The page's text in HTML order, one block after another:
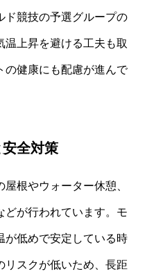
ド競技の予選グループの
温上昇を避ける工夫も取
の健康にも配慮が進んで
全対策
根やウォーター休憩、
どが行われています。モ
が低めで安定している時
リスクが低いため、長距